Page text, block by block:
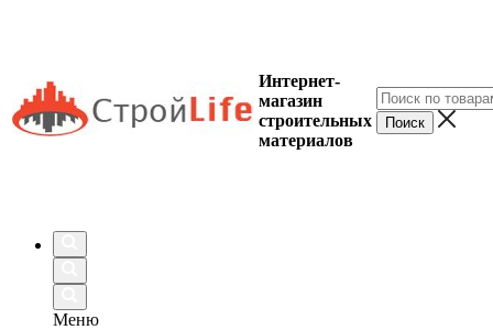
Интернет-
магазин
строительных
материалов
Меню